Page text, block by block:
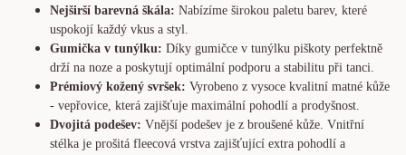
Nejširší barevná škála: Nabízíme širokou paletu barev, které
uspokojí každý vkus a styl.
Gumička v tunýlku: Díky gumičce v tunýlku piškoty perfektně
drží na noze a poskytují optimální podporu a stabilitu při tanci.
Prémiový kožený svršek: Vyrobeno z vysoce kvalitní matné kůže
- vepřovice, která zajišťuje maximální pohodlí a prodyšnost.
Dvojitá podešev: Vnější podešev je z broušené kůže. Vnitřní
stélka je prošitá fleecová vrstva zajišťující extra pohodlí a